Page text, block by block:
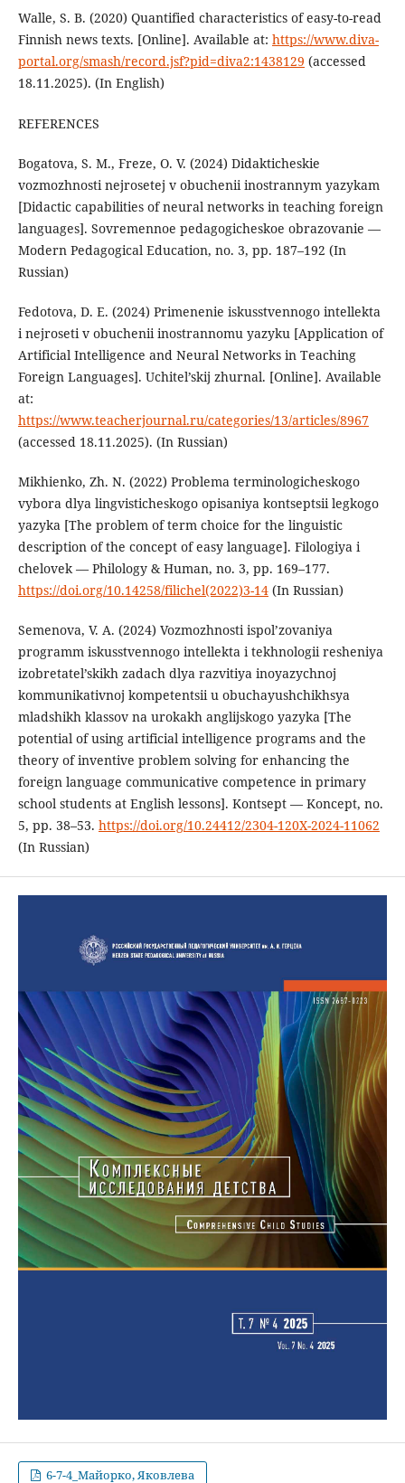
Walle, S. B. (2020) Quantified characteristics of easy-to-read
Finnish news texts. [Online]. Available at: https://www.diva-
portal.org/smash/record.jsf?pid=diva2:1438129 (accessed
18.11.2025). (In English)
REFERENCES
Bogatova, S. M., Freze, O. V. (2024) Didakticheskie
vozmozhnosti nejrosetej v obuchenii inostrannym yazykam
[Didactic capabilities of neural networks in teaching foreign
languages]. Sovremennoe pedagogicheskoe obrazovanie —
Modern Pedagogical Education, no. 3, pp. 187–192 (In
Russian)
Fedotova, D. E. (2024) Primenenie iskusstvennogo intellekta
i nejroseti v obuchenii inostrannomu yazyku [Application of
Artificial Intelligence and Neural Networks in Teaching
Foreign Languages]. Uchitel’skij zhurnal. [Online]. Available
at:
https://www.teacherjournal.ru/categories/13/articles/8967
(accessed 18.11.2025). (In Russian)
Mikhienko, Zh. N. (2022) Problema terminologicheskogo
vybora dlya lingvisticheskogo opisaniya kontseptsii legkogo
yazyka [The problem of term choice for the linguistic
description of the concept of easy language]. Filologiya i
chelovek — Philology & Human, no. 3, рр. 169–177.
https://doi.org/10.14258/filichel(2022)3-14(In Russian)
Semenova, V. A. (2024) Vozmozhnosti ispol’zovaniya
programm iskusstvennogo intellekta i tekhnologii resheniya
izobretatel’skikh zadach dlya razvitiya inoyazychnoj
kommunikativnoj kompetentsii u obuchayushchikhsya
mladshikh klassov na urokakh anglijskogo yazyka [The
potential of using artificial intelligence programs and the
theory of inventive problem solving for enhancing the
foreign language communicative competence in primary
school students at English lessons]. Kontsept — Koncept, no.
5, pp. 38–53. https://doi.org/10.24412/2304-120X-2024-11062
(In Russian)
6-7-4_Майорко, Яковлева